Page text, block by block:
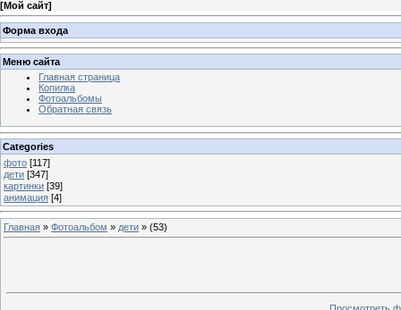
[Мой сайт]
Форма входа
Меню сайта
Главная страница
Копилка
Фотоальбомы
Обратная связь
Categories
фото [117]
дети [347]
картинки [39]
анимация [4]
Главная » Фотоальбом » дети » (53)